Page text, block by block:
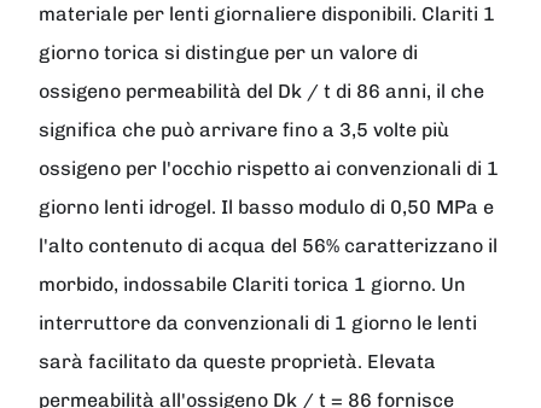
materiale per lenti giornaliere disponibili. Clariti 1
giorno torica si distingue per un valore di
ossigeno permeabilità del Dk / t di 86 anni, il che
significa che può arrivare fino a 3,5 volte più
ossigeno per l'occhio rispetto ai convenzionali di 1
giorno lenti idrogel. Il basso modulo di 0,50 MPa e
l'alto contenuto di acqua del 56% caratterizzano il
morbido, indossabile Clariti torica 1 giorno. Un
interruttore da convenzionali di 1 giorno le lenti
sarà facilitato da queste proprietà. Elevata
permeabilità all'ossigeno Dk / t = 86 fornisce